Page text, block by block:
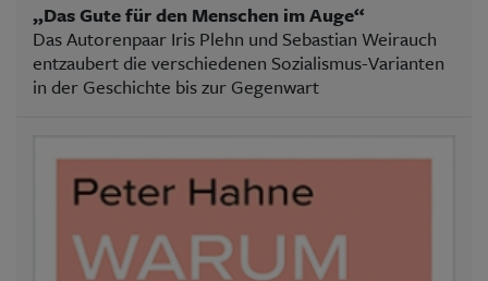
„Das Gute für den Menschen im Auge“
Das Autorenpaar Iris Plehn und Sebastian Weirauch
entzaubert die verschiedenen Sozialismus-Varianten
in der Geschichte bis zur Gegenwart